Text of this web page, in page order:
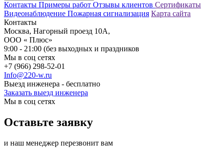
Контакты Примеры работ Отзывы клиентов Сертификаты
Видеонаблюдение Пожарная сигнализация Карта сайта
Контакты
Москва, Нагорный проезд 10А,
ООО « Плюс»
9:00 - 21:00 (без выходных и праздников
Мы в соц сетях
+7 (966) 298-52-01
Info@220-w.ru
Выезд инженера - бесплатно
Заказать выезд инженера
Мы в соц сетях
Оставьте заявку
и наш менеджер перезвонит вам